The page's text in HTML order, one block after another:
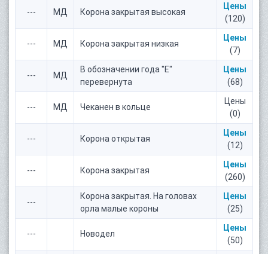
--- МД Корона закрытая высокая
Цены
(120)
--- МД Корона закрытая низкая
Цены
(7)
--- МД
В обозначении года "E"
перевернута
Цены
(68)
--- МД Чеканен в кольце
Цены
(0)
--- Корона открытая
Цены
(12)
--- Корона закрытая
Цены
(260)
---
Корона закрытая. На головах
орла малые короны
Цены
(25)
--- Новодел
Цены
(50)